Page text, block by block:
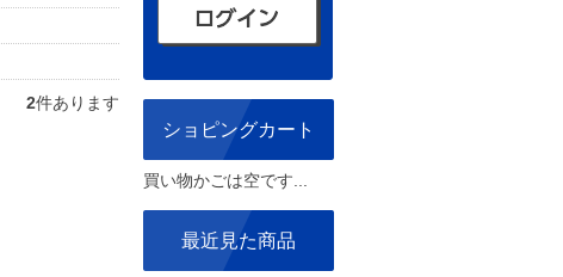
2件あります
ショピングカート
買い物かごは空です...
最近見た商品